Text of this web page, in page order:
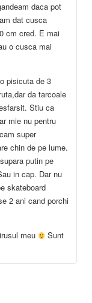
daca pot
dat cusca
cm cred. E mai
o cusca mai
pisicuta de 3
da tarcoale
Stiu ca
mie nu pentru
super
chin de pe lume.
putin pe
in cap. Dar nu
skateboard
2 ani cand porchi
meu
Sunt